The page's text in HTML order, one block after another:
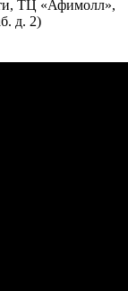
ТЦ «Афимолл»,
д. 2)